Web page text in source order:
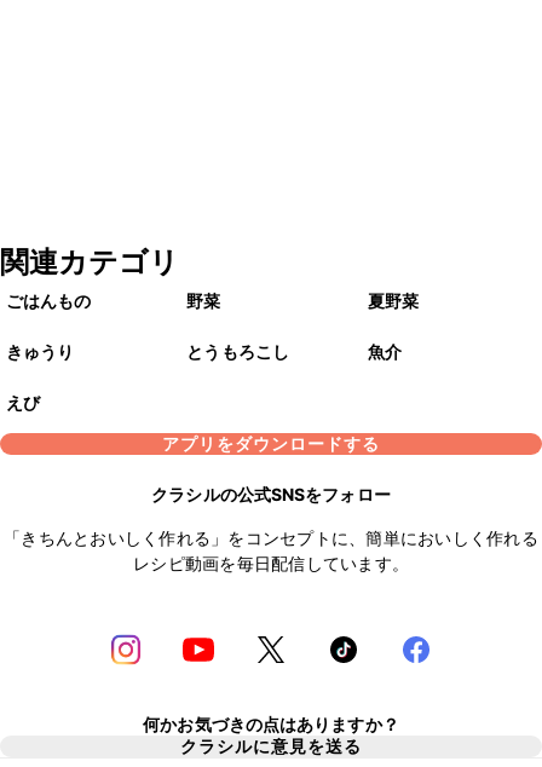
関連カテゴリ
ごはんもの 野菜 夏野菜
きゅうり とうもろこし 魚介
えび
アプリをダウンロードする
クラシルの公式SNSをフォロー
「きちんとおいしく作れる」をコンセプトに、簡単においしく作れる
レシピ動画を毎日配信しています。
何かお気づきの点はありますか？
クラシルに意見を送る